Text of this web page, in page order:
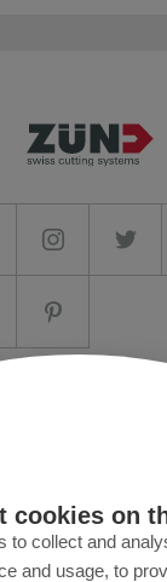
cookies on
to collect and
and usage, to
MyZund